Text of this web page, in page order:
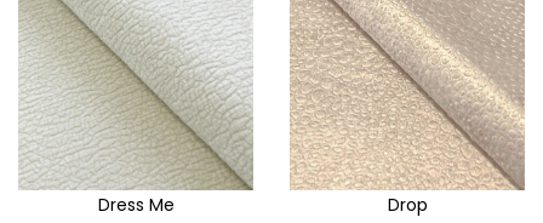
Dress Me Drop